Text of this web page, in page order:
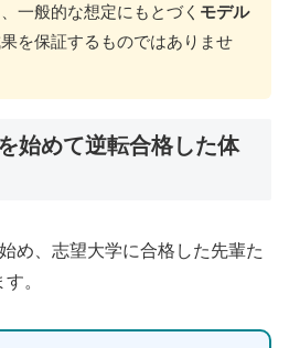
一般的な想定にもとづく モデル
を保証するものではありませ
始めて逆転合格した体
め、志望大学に合格した先輩た
。